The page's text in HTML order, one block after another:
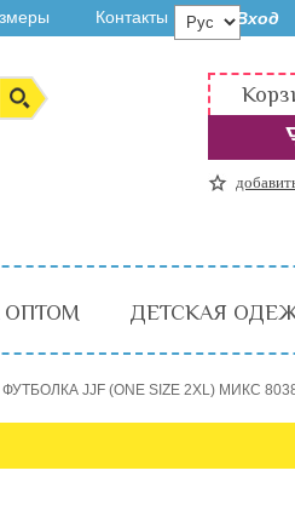
Контакты Вход
ДЕТСКАЯ
ФУТБОЛКА JJF (ONE SIZE 2XL) МИКС